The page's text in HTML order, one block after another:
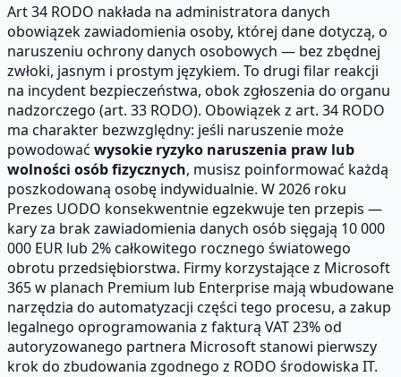
Art 34 RODO nakłada na administratora danych
obowiązek zawiadomienia osoby, której dane dotyczą, o
naruszeniu ochrony danych osobowych — bez zbędnej
zwłoki, jasnym i prostym językiem. To drugi filar reakcji
na incydent bezpieczeństwa, obok zgłoszenia do organu
nadzorczego (art. 33 RODO). Obowiązek z art. 34 RODO
ma charakter bezwzględny: jeśli naruszenie może
powodować wysokie ryzyko naruszenia praw lub
wolności osób fizycznych, musisz poinformować każdą
poszkodowaną osobę indywidualnie. W 2026 roku
Prezes UODO konsekwentnie egzekwuje ten przepis —
kary za brak zawiadomienia danych osób sięgają 10 000
000 EUR lub 2% całkowitego rocznego światowego
obrotu przedsiębiorstwa. Firmy korzystające z Microsoft
365 w planach Premium lub Enterprise mają wbudowane
narzędzia do automatyzacji części tego procesu, a zakup
legalnego oprogramowania z fakturą VAT 23% od
autoryzowanego partnera Microsoft stanowi pierwszy
krok do zbudowania zgodnego z RODO środowiska IT.